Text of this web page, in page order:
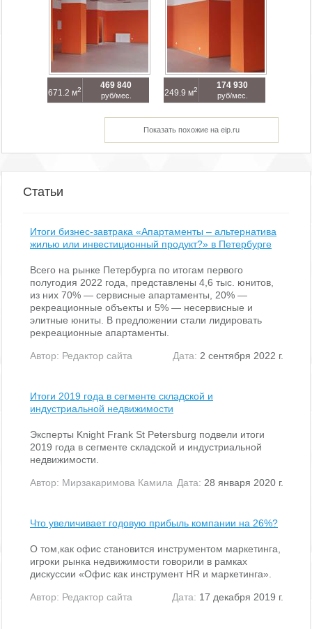
671.2 м2 469 840
руб/мес. 249.9 м2 174 930
руб/мес.
Показать похожие на eip.ru
Статьи
Итоги бизнес-завтрака «Апартаменты – альтернатива
жилью или инвестиционный продукт?» в Петербурге
Всего на рынке Петербурга по итогам первого
полугодия 2022 года, представлены 4,6 тыс. юнитов,
из них 70% — сервисные апартаменты, 20% —
рекреационные объекты и 5% — несервисные и
элитные юниты. В предложении стали лидировать
рекреационные апартаменты.
Автор: Редактор сайта Дата: 2 сентября 2022 г.
Итоги 2019 года в сегменте складской и
индустриальной недвижимости
Эксперты Knight Frank St Petersburg подвели итоги
2019 года в сегменте складской и индустриальной
недвижимости.
Автор: Мирзакаримова Камила Дата: 28 января 2020 г.
Что увеличивает годовую прибыль компании на 26%?
О том,как офис становится инструментом маркетинга,
игроки рынка недвижимости говорили в рамках
дискуссии «Офис как инструмент HR и маркетинга».
Автор: Редактор сайта Дата: 17 декабря 2019 г.